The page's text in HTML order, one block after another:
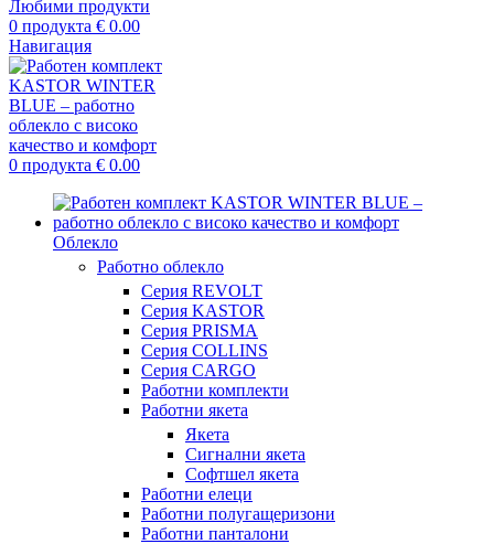
Любими продукти
0 продукта € 0.00
Навигация
0 продукта € 0.00
Облекло
Работно облекло
Серия REVOLT
Серия KASTOR
Серия PRISMA
Серия COLLINS
Серия CARGO
Работни комплекти
Работни якета
Якета
Сигнални якета
Софтшел якета
Работни елеци
Работни полугащеризони
Работни панталони